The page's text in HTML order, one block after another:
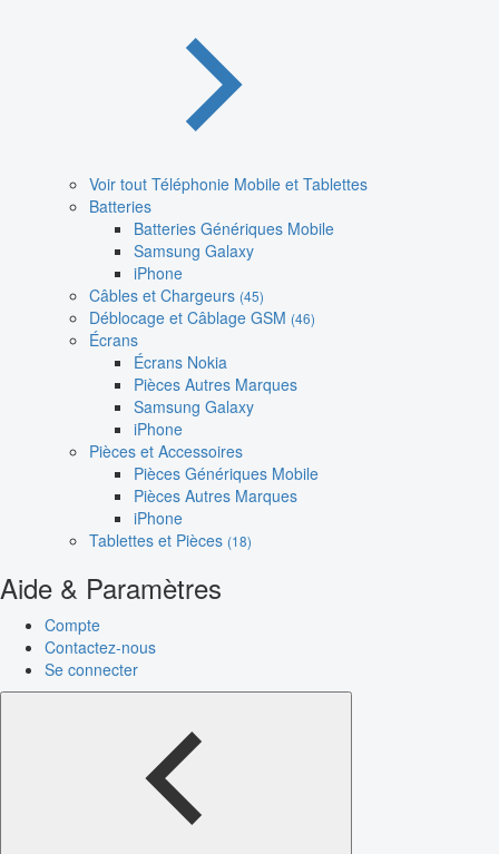
Voir tout Téléphonie Mobile et Tablettes
Batteries
Batteries Génériques Mobile
Samsung Galaxy
iPhone
Câbles et Chargeurs (45)
Déblocage et Câblage GSM (46)
Écrans
Écrans Nokia
Pièces Autres Marques
Samsung Galaxy
iPhone
Pièces et Accessoires
Pièces Génériques Mobile
Pièces Autres Marques
iPhone
Tablettes et Pièces (18)
Aide & Paramètres
Compte
Contactez-nous
Se connecter